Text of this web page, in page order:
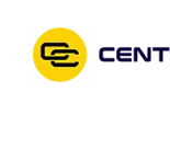
content